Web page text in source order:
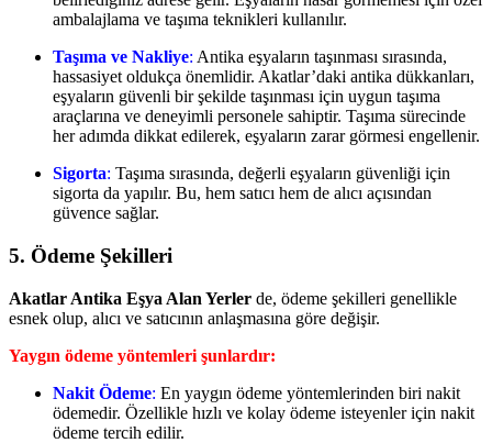
ambalajlama ve taşıma teknikleri kullanılır.
Taşıma ve Nakliye: Antika eşyaların taşınması sırasında,
hassasiyet oldukça önemlidir. Akatlar’daki antika dükkanları,
eşyaların güvenli bir şekilde taşınması için uygun taşıma
araçlarına ve deneyimli personele sahiptir. Taşıma sürecinde
her adımda dikkat edilerek, eşyaların zarar görmesi engellenir.
Sigorta: Taşıma sırasında, değerli eşyaların güvenliği için
sigorta da yapılır. Bu, hem satıcı hem de alıcı açısından
güvence sağlar.
5. Ödeme Şekilleri
Akatlar Antika Eşya Alan Yerler de, ödeme şekilleri genellikle
esnek olup, alıcı ve satıcının anlaşmasına göre değişir.
Yaygın ödeme yöntemleri şunlardır:
Nakit Ödeme: En yaygın ödeme yöntemlerinden biri nakit
ödemedir. Özellikle hızlı ve kolay ödeme isteyenler için nakit
ödeme tercih edilir.